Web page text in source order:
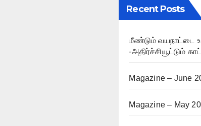
Recent Posts
மீண்டும் வயநாட்டை
-அதிர்ச்சியூட்டும்
Magazine – June
Magazine – May